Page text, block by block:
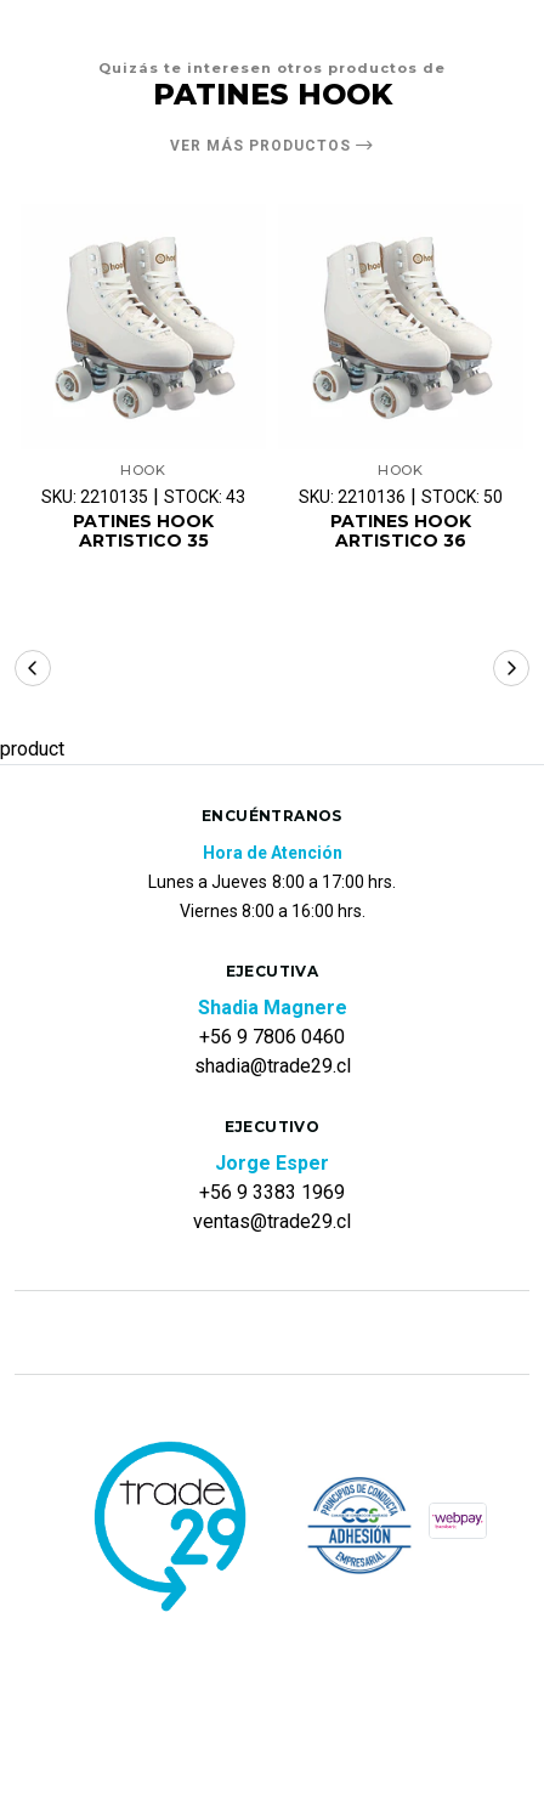
Quizás te interesen otros productos de
PATINES HOOK
VER MÁS PRODUCTOS
HOOK
SKU: 2210135 | STOCK: 43
PATINES HOOK
ARTISTICO 35
HOOK
SKU: 2210136 | STOCK: 50
PATINES HOOK
ARTISTICO 36
product
ENCUÉNTRANOS
Hora de Atención
Lunes a Jueves 8:00 a 17:00 hrs.
Viernes 8:00 a 16:00 hrs.
EJECUTIVA
Shadia Magnere
+56 9 7806 0460
shadia@trade29.cl
EJECUTIVO
Jorge Esper
+56 9 3383 1969
ventas@trade29.cl